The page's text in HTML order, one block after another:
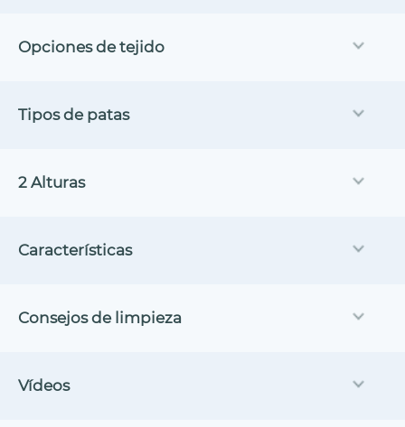
Opciones de tejido
Tipos de patas
2 Alturas
Características
Consejos de limpieza
Vídeos